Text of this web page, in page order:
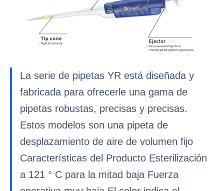
La serie de pipetas YR está diseñada y
fabricada para ofrecerle una gama de
pipetas robustas, precisas y precisas.
Estos modelos son una pipeta de
desplazamiento de aire de volumen fijo
Características del Producto Esterilización
a 121 ° C para la mitad baja Fuerza